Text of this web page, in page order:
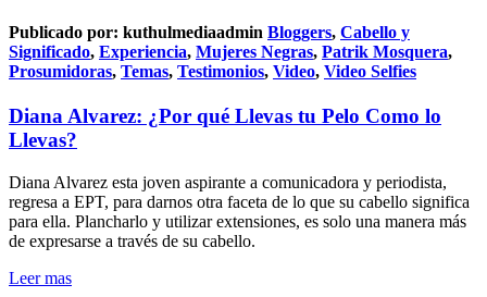
Publicado por: kuthulmediaadmin Bloggers, Cabello y
Significado, Experiencia, Mujeres Negras, Patrik Mosquera,
Prosumidoras, Temas, Testimonios, Video, Video Selfies
Diana Alvarez: ¿Por qué Llevas tu Pelo Como lo
Llevas?
Diana Alvarez esta joven aspirante a comunicadora y periodista,
regresa a EPT, para darnos otra faceta de lo que su cabello significa
para ella. Plancharlo y utilizar extensiones, es solo una manera más
de expresarse a través de su cabello.
Leer mas